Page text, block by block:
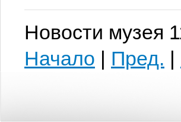
Новости музея
Начало | Пред. |